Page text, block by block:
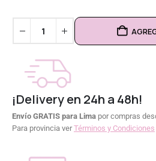
¡Delivery en 24h a 48h!
Envío GRATIS para Lima por compras
Para provincia verTérminos y Condiciones